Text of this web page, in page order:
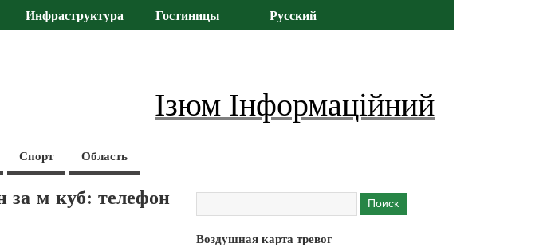
Инфраструктура Гостиницы Русский
Ізюм Інформаційний
Спорт Область
за м куб: телефон
Воздушная карта тревог